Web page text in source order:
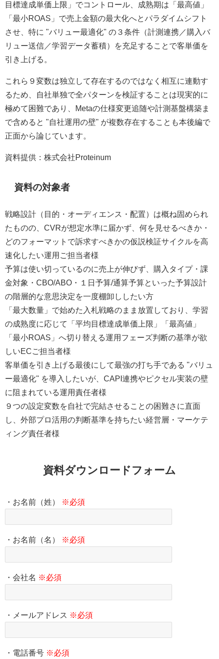
目標達成単価上限」でコントロール、成熟期は「最高値」
「最小ROAS」で売上金額の最大化へとパラダイムシフト
させ、特に "バリュー最適化" の３条件（計測連携／購入バ
リュー送信／学習データ蓄積）を充足することで客単価を
引き上げる。
これら９変数は独立して存在するのではなく相互に連動す
るため、自社単独で全パターンを検証することは現実的に
極めて困難であり、Metaの仕様変更追随や計測基盤構築ま
で含めると "自社運用の壁" が複数存在することも本後編で
正面から論じています。
資料提供：株式会社Proteinum
資料の対象者
戦略設計（目的・オーディエンス・配置）は概ね固められ
たものの、CVRが想定水準に届かず、何を見せるべきか・
どのフォーマットで訴求すべきかの仮説検証サイクルを高
速化したい運用ご担当者様
予算は使い切っているのに売上が伸びず、購入タイプ・課
金対象・CBO/ABO・１日予算/通算予算といった予算設計
の階層的な意思決定を一度棚卸ししたい方
「最大数量」で始めた入札戦略のまま放置しており、学習
の成熟度に応じて「平均目標達成単価上限」「最高値」
「最小ROAS」へ切り替える運用フェーズ判断の基準が欲
しいECご担当者様
客単価を引き上げる最後にして最強の打ち手である "バリュ
ー最適化" を導入したいが、CAPI連携やピクセル実装の壁
に阻まれている運用責任者様
９つの設定変数を自社で完結させることの困難さに直面
し、外部プロ活用の判断基準を持ちたい経営層・マーケテ
ィング責任者様
資料ダウンロードフォーム
・お名前（姓） ※必須
・お名前（名） ※必須
・会社名 ※必須
・メールアドレス ※必須
・電話番号 ※必須